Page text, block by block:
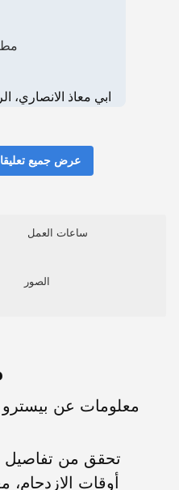
ابي معاذ الانصاري،
عرض جميع
ساعات العمل
الصور
معلومات عن
تحقق من تفاصيل
أوقات الازدحام،